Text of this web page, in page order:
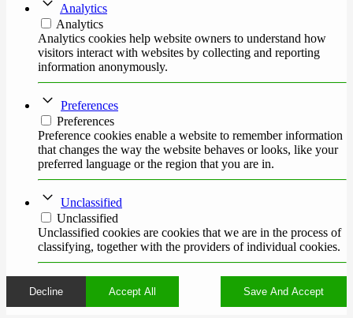
Analytics
Analytics
Analytics cookies help website owners to understand how
visitors interact with websites by collecting and reporting
information anonymously.
Preferences
Preferences
Preference cookies enable a website to remember information
that changes the way the website behaves or looks, like your
preferred language or the region that you are in.
Unclassified
Unclassified
Unclassified cookies are cookies that we are in the process of
classifying, together with the providers of individual cookies.
Decline Accept All Save And Accept